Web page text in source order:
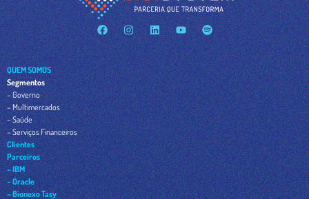
QUEM SOMOS
Segmentos
– Governo
– Multimercados
– Saúde
– Serviços Financeiros
Clientes
Parceiros
– IBM
– Oracle
– Bionexo Tasy